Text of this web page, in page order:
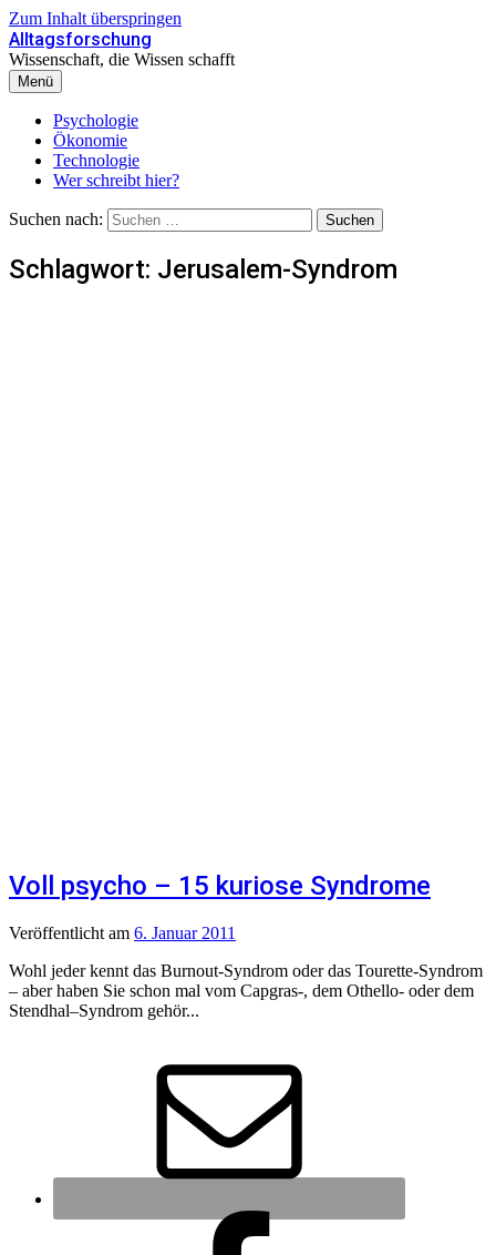
Zum Inhalt überspringen
Alltagsforschung
Wissenschaft, die Wissen schafft
Menü
Psychologie
Ökonomie
Technologie
Wer schreibt hier?
Suchen nach:
Schlagwort: Jerusalem-Syndrom
Voll psycho – 15 kuriose Syndrome
Veröffentlicht am 6. Januar 2011
Wohl jeder kennt das Burnout-Syndrom oder das Tourette-Syndrom
– aber haben Sie schon mal vom Capgras-, dem Othello- oder dem
Stendhal–Syndrom gehör...